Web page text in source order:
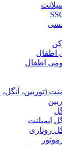
اطفال
اطفال
(توربین،
ایمپلنت
روتاری